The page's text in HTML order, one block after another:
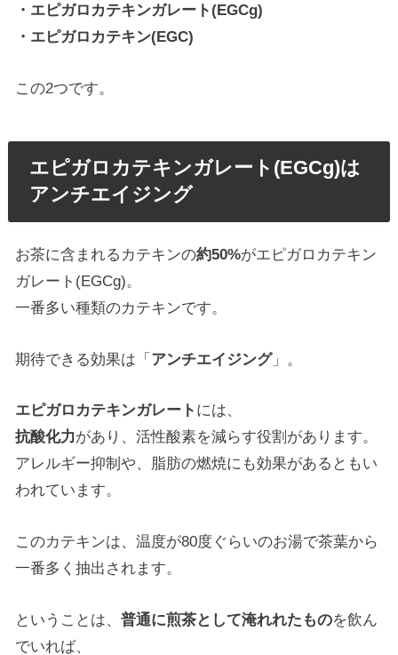
・エピガロカテキンガレート(EGCg)
・エピガロカテキン(EGC)
この2つです。
エピガロカテキンガレート(EGCg)は
アンチエイジング
お茶に含まれるカテキンの約50%がエピガロカテキン
ガレート(EGCg)。
一番多い種類のカテキンです。
期待できる効果は「アンチエイジング」。
エピガロカテキンガレート には、
抗酸化力があり、活性酸素を減らす役割があります。
アレルギー抑制や、脂肪の燃焼にも効果があるともい
われています。
このカテキンは、温度が80度ぐらいのお湯で茶葉から
一番多く抽出されます。
ということは、普通に煎茶として淹れれたものを飲ん
でいれば、